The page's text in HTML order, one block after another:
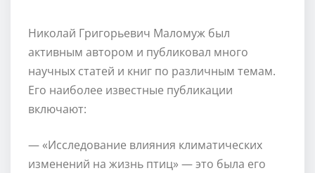
Николай Григорьевич Маломуж был
активным автором и публиковал много
научных статей и книг по различным темам.
Его наиболее известные публикации
включают:
— «Исследование влияния климатических
изменений на жизнь птиц» — это была его